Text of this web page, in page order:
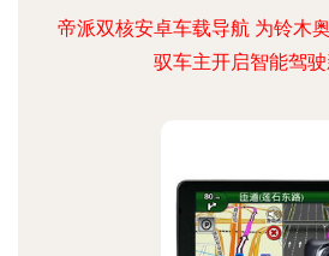
帝派双核安卓车载导航 为铃木
驭车主开启智能驾